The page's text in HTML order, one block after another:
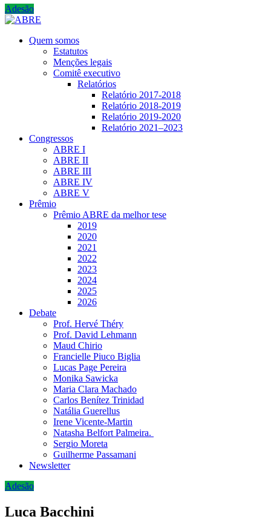
Adesão
Quem somos
Estatutos
Menções legais
Comitê executivo
Relatórios
Relatório 2017-2018
Relatório 2018-2019
Relatório 2019-2020
Relatório 2021‒2023
Congressos
ABRE I
ABRE II
ABRE III
ABRE IV
ABRE V
Prêmio
Prêmio ABRE da melhor tese
2019
2020
2021
2022
2023
2024
2025
2026
Debate
Prof. Hervé Théry
Prof. David Lehmann
Maud Chirio
Francielle Piuco Biglia
Lucas Page Pereira
Monika Sawicka
Maria Clara Machado
Carlos Benítez Trinidad
Natália Guerellus
Irene Vicente-Martin
Natasha Belfort Palmeira.
Sergio Moreta
Guilherme Passamani
Newsletter
Adesão
Luca Bacchini